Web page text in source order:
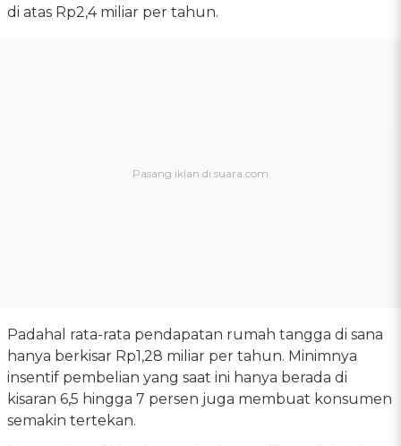
di atas Rp2,4 miliar per tahun.
Padahal rata-rata pendapatan rumah tangga di sana
hanya berkisar Rp1,28 miliar per tahun. Minimnya
insentif pembelian yang saat ini hanya berada di
kisaran 6,5 hingga 7 persen juga membuat konsumen
semakin tertekan.